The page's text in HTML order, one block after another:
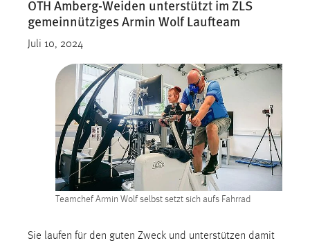
OTH Amberg-Weiden unterstützt im ZLS
gemeinnütziges Armin Wolf Laufteam
Juli 10, 2024
Teamchef Armin Wolf selbst setzt sich aufs Fahrrad
Sie laufen für den guten Zweck und unterstützen damit